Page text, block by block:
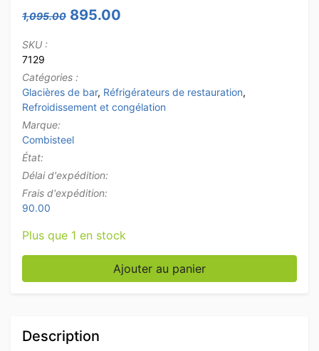
1,095.00 Le prix initial était : 1,095.00.
895.00
SKU :
7129
Catégories :
Glacières de bar, Réfrigérateurs de restauration,
Refroidissement et congélation
Marque:
Combisteel
État:
Délai d'expédition:
Frais d'expédition:
90.00
Plus que 1 en stock
quantité de Combisteel Réfrigérateur de bar
Ajouter au panier
Description